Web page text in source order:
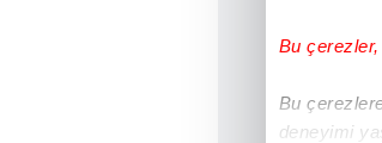
Bu çerezler,
Bu
deneyimi